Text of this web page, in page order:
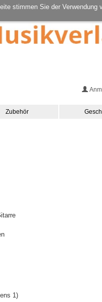
stimmen Sie der Verwendung
Zubehör
1)